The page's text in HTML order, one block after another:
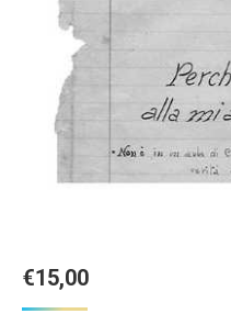
€15,00